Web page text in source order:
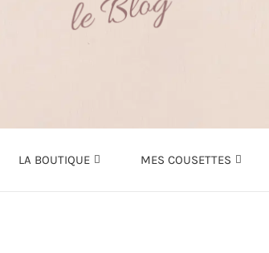
LA BOUTIQUE MES COUSETTES